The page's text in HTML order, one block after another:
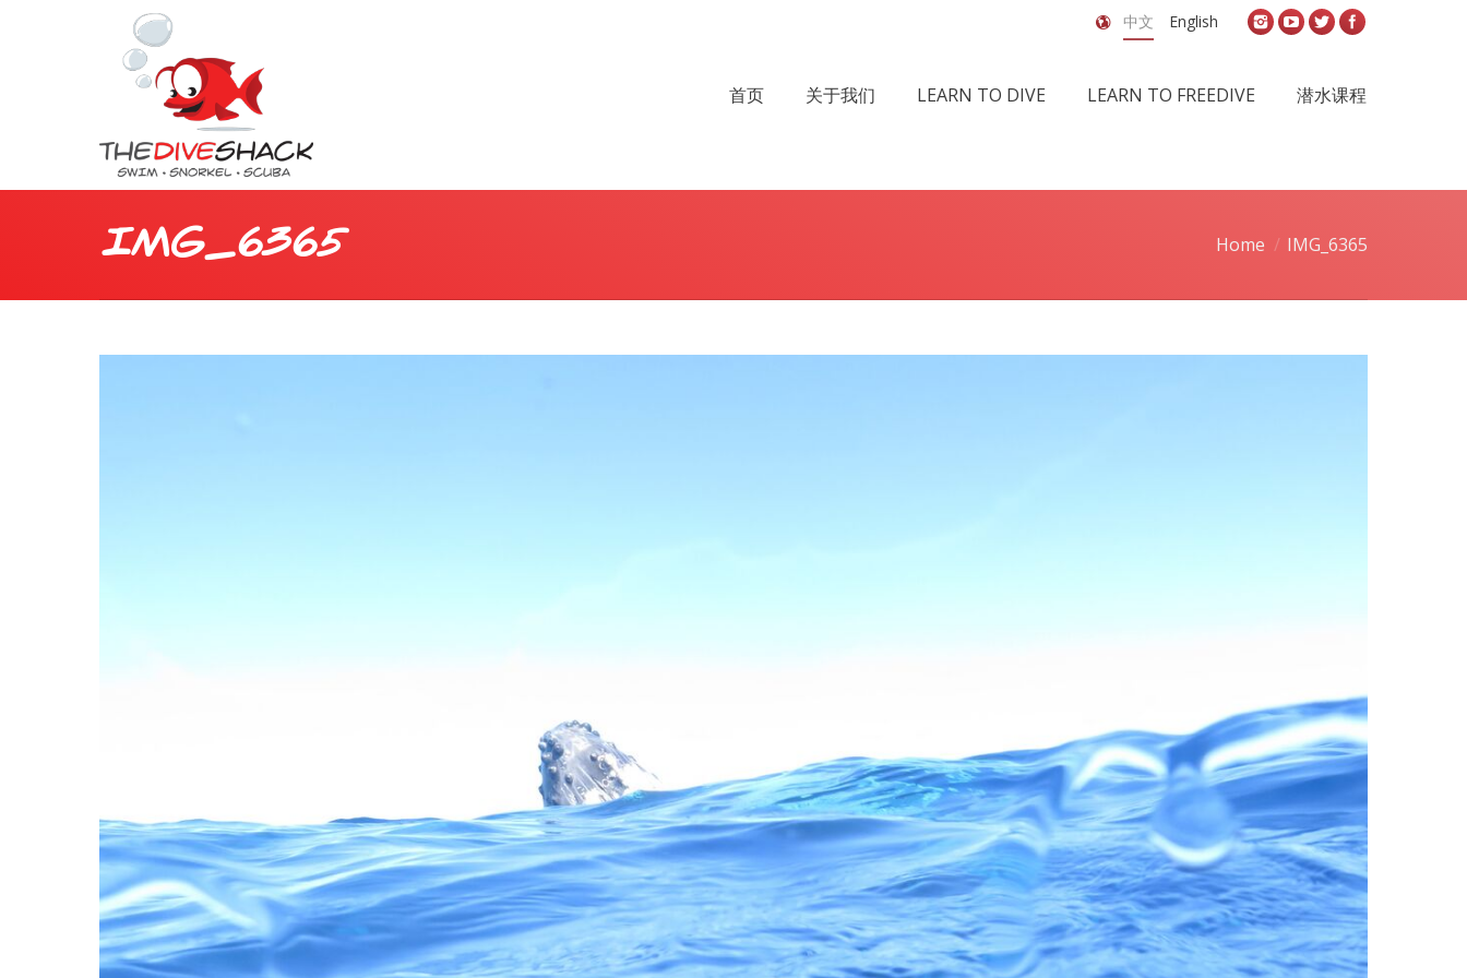
中文 English
首页 关于我们 LEARN TO DIVE LEARN TO FREEDIVE 潜水课程
IMG_6365 Home IMG_6365